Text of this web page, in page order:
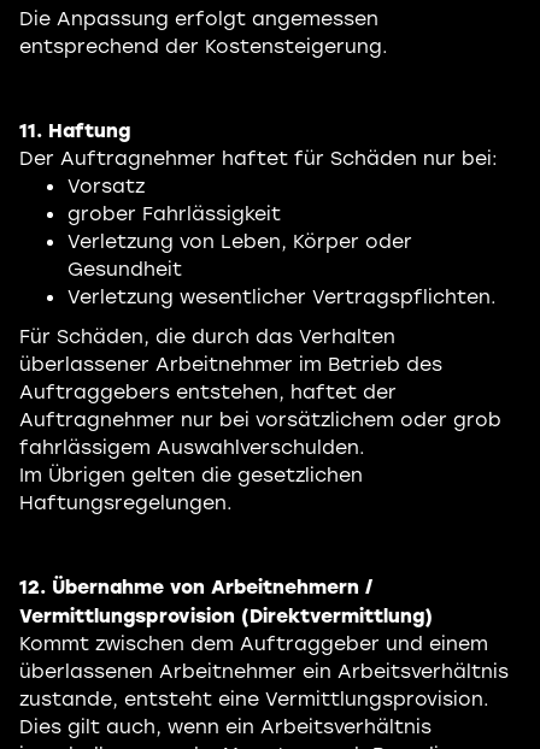
Die Anpassung erfolgt angemessen
entsprechend der Kostensteigerung.
11. Haftung
Der Auftragnehmer haftet für Schäden nur bei:
Vorsatz
grober Fahrlässigkeit
Verletzung von Leben, Körper oder
Gesundheit
Verletzung wesentlicher Vertragspflichten.
Für Schäden, die durch das Verhalten
überlassener Arbeitnehmer im Betrieb des
Auftraggebers entstehen, haftet der
Auftragnehmer nur bei vorsätzlichem oder grob
fahrlässigem Auswahlverschulden.
Im Übrigen gelten die gesetzlichen
Haftungsregelungen.
12. Übernahme von Arbeitnehmern /
Vermittlungsprovision (Direktvermittlung)
Kommt zwischen dem Auftraggeber und einem
überlassenen Arbeitnehmer ein Arbeitsverhältnis
zustande, entsteht eine Vermittlungsprovision.
Dies gilt auch, wenn ein Arbeitsverhältnis